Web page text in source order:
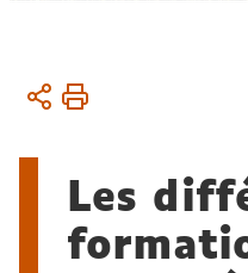
Vous
Accueil
Les